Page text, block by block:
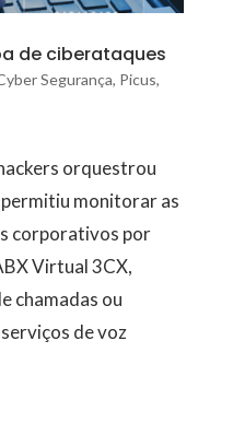
de ciberataques
Segurança, Picus,
orquestrou
permitiu monitorar as
corporativos por
Virtual 3CX,
chamadas ou
de voz